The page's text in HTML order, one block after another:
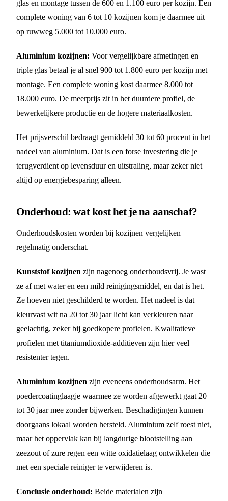
glas en montage tussen de 600 en 1.100 euro per kozijn. Een
complete woning van 6 tot 10 kozijnen kom je daarmee uit
op ruwweg 5.000 tot 10.000 euro.
Aluminium kozijnen: Voor vergelijkbare afmetingen en
triple glas betaal je al snel 900 tot 1.800 euro per kozijn met
montage. Een complete woning kost daarmee 8.000 tot
18.000 euro. De meerprijs zit in het duurdere profiel, de
bewerkelijkere productie en de hogere materiaalkosten.
Het prijsverschil bedraagt gemiddeld 30 tot 60 procent in het
nadeel van aluminium. Dat is een forse investering die je
terugverdient op levensduur en uitstraling, maar zeker niet
altijd op energiebesparing alleen.
Onderhoud: wat kost het je na aanschaf?
Onderhoudskosten worden bij kozijnen vergelijken
regelmatig onderschat.
Kunststof kozijnen zijn nagenoeg onderhoudsvrij. Je wast
ze af met water en een mild reinigingsmiddel, en dat is het.
Ze hoeven niet geschilderd te worden. Het nadeel is dat
kleurvast wit na 20 tot 30 jaar licht kan verkleuren naar
geelachtig, zeker bij goedkopere profielen. Kwalitatieve
profielen met titaniumdioxide-additieven zijn hier veel
resistenter tegen.
Aluminium kozijnen zijn eveneens onderhoudsarm. Het
poedercoatinglaagje waarmee ze worden afgewerkt gaat 20
tot 30 jaar mee zonder bijwerken. Beschadigingen kunnen
doorgaans lokaal worden hersteld. Aluminium zelf roest niet,
maar het oppervlak kan bij langdurige blootstelling aan
zeezout of zure regen een witte oxidatielaag ontwikkelen die
met een speciale reiniger te verwijderen is.
Conclusie onderhoud: Beide materialen zijn